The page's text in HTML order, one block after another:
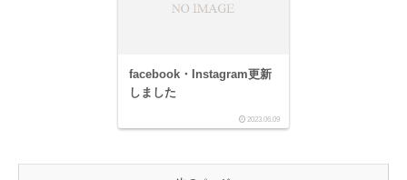
facebook・Instagram更新
しました
2023.06.09